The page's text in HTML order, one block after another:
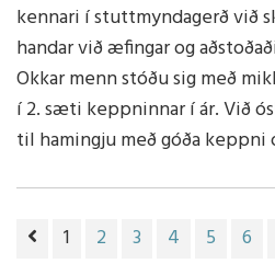
kennari í stuttmyndagerð við
handar við æfingar og
Okkar menn stóðu sig með
í 2. sæti keppninnar í ár. Við
til hamingju með góða keppni
1 2 3 4 5 6